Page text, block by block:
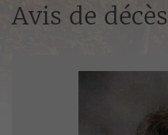
Avis de décès